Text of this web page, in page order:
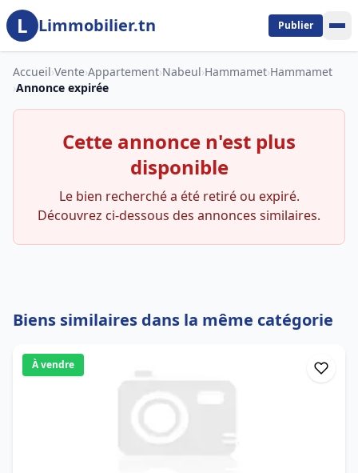
Aller au contenu principal
L Limmobilier.tn Publier
Accueil›Vente›Appartement›Nabeul›Hammamet›Hammamet
›Annonce expirée
Cette annonce n'est plus
disponible
Le bien recherché a été retiré ou expiré.
Découvrez ci-dessous des annonces similaires.
Biens similaires dans la même catégorie
À vendre